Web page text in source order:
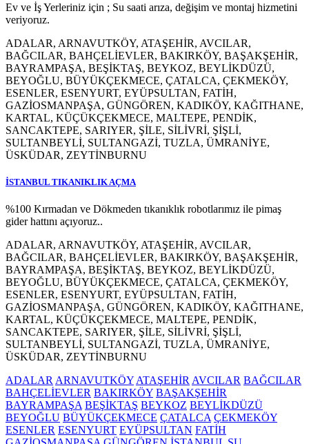
Ev ve İş Yerleriniz için ; Su saati arıza, değişim ve montaj hizmetini
veriyoruz.
ADALAR, ARNAVUTKÖY, ATAŞEHİR, AVCILAR,
BAĞCILAR, BAHÇELİEVLER, BAKIRKÖY, BAŞAKŞEHİR,
BAYRAMPAŞA, BEŞİKTAŞ, BEYKOZ, BEYLİKDÜZÜ,
BEYOĞLU, BÜYÜKÇEKMECE, ÇATALCA, ÇEKMEKÖY,
ESENLER, ESENYURT, EYÜPSULTAN, FATİH,
GAZİOSMANPAŞA, GÜNGÖREN, KADIKÖY, KAĞITHANE,
KARTAL, KÜÇÜKÇEKMECE, MALTEPE, PENDİK,
SANCAKTEPE, SARIYER, ŞİLE, SİLİVRİ, ŞİŞLİ,
SULTANBEYLİ, SULTANGAZİ, TUZLA, ÜMRANİYE,
ÜSKÜDAR, ZEYTİNBURNU
İSTANBUL TIKANIKLIK AÇMA
%100 Kırmadan ve Dökmeden tıkanıklık robotlarımız ile pimaş
gider hattını açıyoruz..
ADALAR, ARNAVUTKÖY, ATAŞEHİR, AVCILAR,
BAĞCILAR, BAHÇELİEVLER, BAKIRKÖY, BAŞAKŞEHİR,
BAYRAMPAŞA, BEŞİKTAŞ, BEYKOZ, BEYLİKDÜZÜ,
BEYOĞLU, BÜYÜKÇEKMECE, ÇATALCA, ÇEKMEKÖY,
ESENLER, ESENYURT, EYÜPSULTAN, FATİH,
GAZİOSMANPAŞA, GÜNGÖREN, KADIKÖY, KAĞITHANE,
KARTAL, KÜÇÜKÇEKMECE, MALTEPE, PENDİK,
SANCAKTEPE, SARIYER, ŞİLE, SİLİVRİ, ŞİŞLİ,
SULTANBEYLİ, SULTANGAZİ, TUZLA, ÜMRANİYE,
ÜSKÜDAR, ZEYTİNBURNU
ADALAR ARNAVUTKÖY ATAŞEHİR AVCILAR BAĞCILAR
BAHÇELİEVLER BAKIRKÖY BAŞAKŞEHİR
BAYRAMPAŞA BEŞİKTAŞ BEYKOZ BEYLİKDÜZÜ
BEYOĞLU BÜYÜKÇEKMECE ÇATALCA ÇEKMEKÖY
ESENLER ESENYURT EYÜPSULTAN FATİH